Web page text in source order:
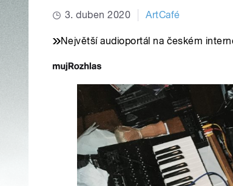
3. duben 2020 ArtCafé
Největší audioportál na českém